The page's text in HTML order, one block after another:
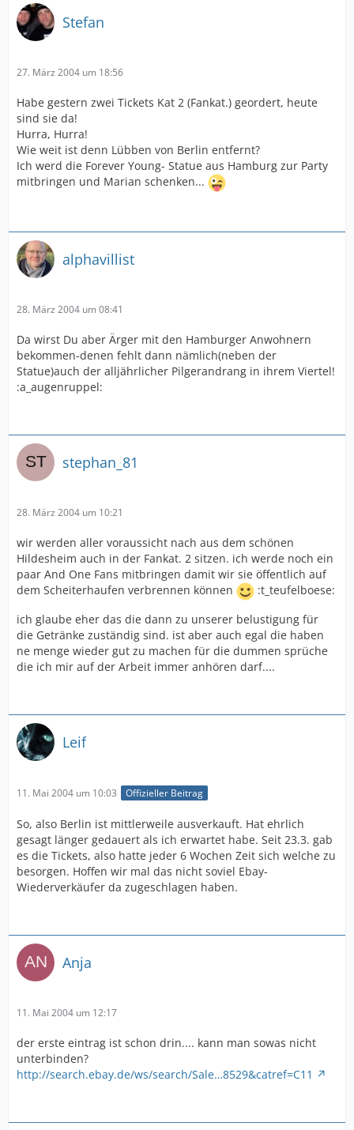
Stefan
27. März 2004 um 18:56
Habe gestern zwei Tickets Kat 2 (Fankat.) geordert, heute
sind sie da!
Hurra, Hurra!
Wie weit ist denn Lübben von Berlin entfernt?
Ich werd die Forever Young- Statue aus Hamburg zur Party
mitbringen und Marian schenken...
alphavillist
28. März 2004 um 08:41
Da wirst Du aber Ärger mit den Hamburger Anwohnern
bekommen-denen fehlt dann nämlich(neben der
Statue)auch der alljährlicher Pilgerandrang in ihrem Viertel!
:a_augenruppel:
stephan_81
28. März 2004 um 10:21
wir werden aller voraussicht nach aus dem schönen
Hildesheim auch in der Fankat. 2 sitzen. ich werde noch ein
paar And One Fans mitbringen damit wir sie öffentlich auf
dem Scheiterhaufen verbrennen können
:t_teufelboese:
ich glaube eher das die dann zu unserer belustigung für
die Getränke zuständig sind. ist aber auch egal die haben
ne menge wieder gut zu machen für die dummen sprüche
die ich mir auf der Arbeit immer anhören darf....
Leif
11. Mai 2004 um 10:03 Offizieller Beitrag
So, also Berlin ist mittlerweile ausverkauft. Hat ehrlich
gesagt länger gedauert als ich erwartet habe. Seit 23.3. gab
es die Tickets, also hatte jeder 6 Wochen Zeit sich welche zu
besorgen. Hoffen wir mal das nicht soviel Ebay-
Wiederverkäufer da zugeschlagen haben.
Anja
11. Mai 2004 um 12:17
der erste eintrag ist schon drin.... kann man sowas nicht
unterbinden?
http://search.ebay.de/ws/search/Sale…8529&catref=C11